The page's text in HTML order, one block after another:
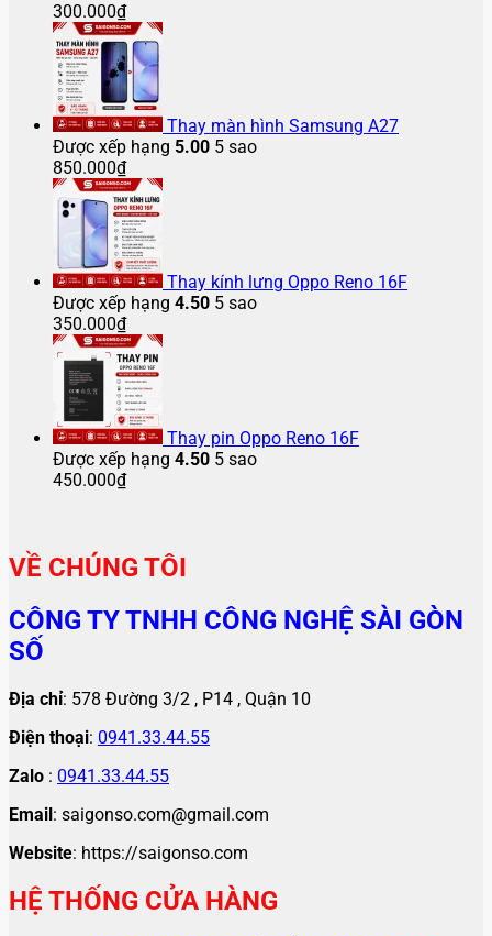
300.000₫
Thay màn hình Samsung A27
Được xếp hạng 5.00 5 sao
850.000₫
Thay kính lưng Oppo Reno 16F
Được xếp hạng 4.50 5 sao
350.000₫
Thay pin Oppo Reno 16F
Được xếp hạng 4.50 5 sao
450.000₫
VỀ CHÚNG TÔI
CÔNG TY TNHH CÔNG NGHỆ SÀI GÒN
SỐ
Địa chỉ: 578 Đường 3/2 , P14 , Quận 10
Điện thoại: 0941.33.44.55
Zalo : 0941.33.44.55
Email: saigonso.com@gmail.com
Website: https://saigonso.com
HỆ THỐNG CỬA HÀNG